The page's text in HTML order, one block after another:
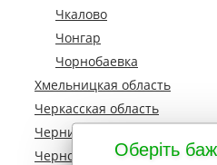
Оберіть
Чкалово
Чонгар
Чорнобаевка
Хмельницкая область
Черкасская область
Черниговская область
Черновецкая область